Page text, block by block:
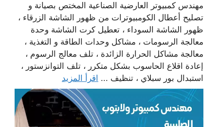
مهندس كمبيوتر العارضية الصناعية المختص بصيانة و
تصليح أعطال الكومبيوترات من ظهور الشاشة الزرقاء ،
ظهور الشاشة السوداء ، تعطيل كرت الشاشة وحدة
معالجة الرسومات ، مشاكل وحدات الطاقة و التغذية ،
معالجة مشاكل الحرارة الزائدة ، تلف معالج الرسوم ،
إعادة اقلاع الحاسوب بشكل متكرر ، تلف التوانزستور ،
استبدال بور سبلاي ، تنظيف ... اقرأ المزيد